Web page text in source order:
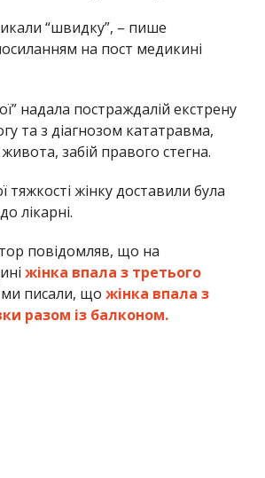
“швидку”, – пише
на пост медикині
надала постраждалій екстрену
та з діагнозом кататравма,
забій правого стегна.
тяжкості жінку доставили була
лікарні.
повідомляв, що на
жінка впала з третього
писали, що жінка впала з
разом із балконом.